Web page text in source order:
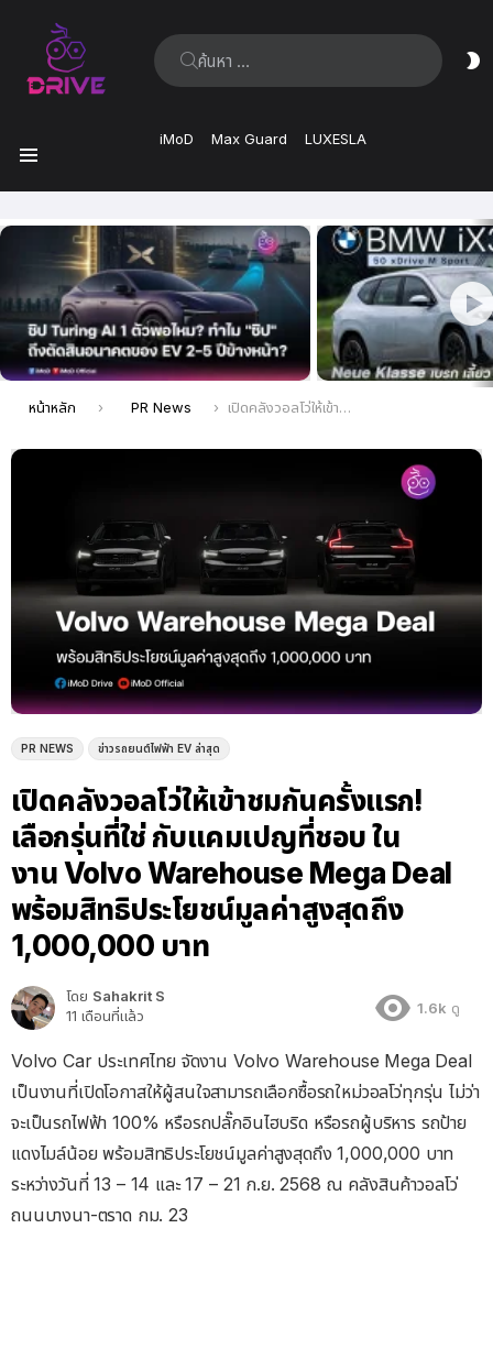
ค้นหา:
iMoD Max Guard LUXESLA
ล่าสุด
คุณอยู่ที่นี่:
หน้าหลัก PR News เปิดคลังวอลโว่ให้เข้าชมกันครั้งแรก! เลือกรุ่นที่ใช่ กับแคมเปญที่ชอบ ในงาน Volvo Warehouse Mega Deal พร้อมสิทธิประโยชน์มูลค่าสูงสุดถึง 1,000,000 บาท
PR NEWS ข่าวรถยนต์ไฟฟ้า EV ล่าสุด
เปิดคลังวอลโว่ให้เข้าชมกันครั้งแรก!
เลือกรุ่นที่ใช่ กับแคมเปญที่ชอบ ใน
งาน Volvo Warehouse Mega Deal
พร้อมสิทธิประโยชน์มูลค่าสูงสุดถึง
1,000,000 บาท
โดย Sahakrit S
11 เดือนที่แล้ว
1.6k ดู
Volvo Car ประเทศไทย จัดงาน Volvo Warehouse Mega Deal
เป็นงานที่เปิดโอกาสให้ผู้สนใจสามารถเลือกซื้อรถใหม่วอลโว่ทุกรุ่น ไม่ว่า
จะเป็นรถไฟฟ้า 100% หรือรถปลั๊กอินไฮบริด หรือรถผู้บริหาร รถป้าย
แดงไมล์น้อย พร้อมสิทธิประโยชน์มูลค่าสูงสุดถึง 1,000,000 บาท
ระหว่างวันที่ 13 – 14 และ 17 – 21 ก.ย. 2568 ณ คลังสินค้าวอลโว่
ถนนบางนา-ตราด กม. 23